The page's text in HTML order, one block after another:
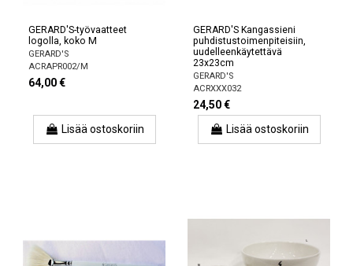
GERARD'S-työvaatteet
logolla, koko M
GERARD'S
ACRAPR002/M
64,00 €
Lisää ostoskoriin
GERARD'S Kangassieni
puhdistustoimenpiteisiin,
uudelleenkäytettävä
23x23cm
GERARD'S
ACRXXX032
24,50 €
Lisää ostoskoriin